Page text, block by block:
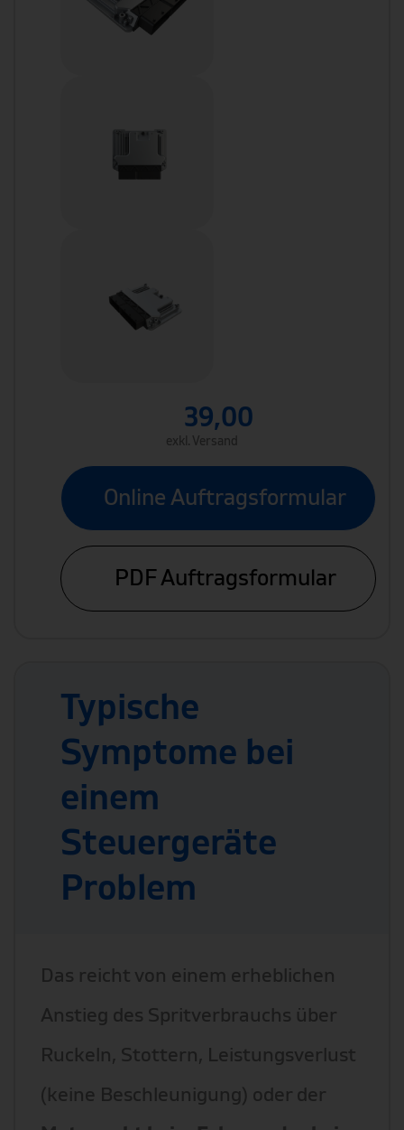
39,00
exkl. Versand
Online Auftragsformular
PDF Auftragsformular
Typische
Symptome bei
einem
Steuergeräte
Problem
Das reicht von einem erheblichen
Anstieg des Spritverbrauchs über
Ruckeln, Stottern, Leistungsverlust
(keine Beschleunigung) oder der